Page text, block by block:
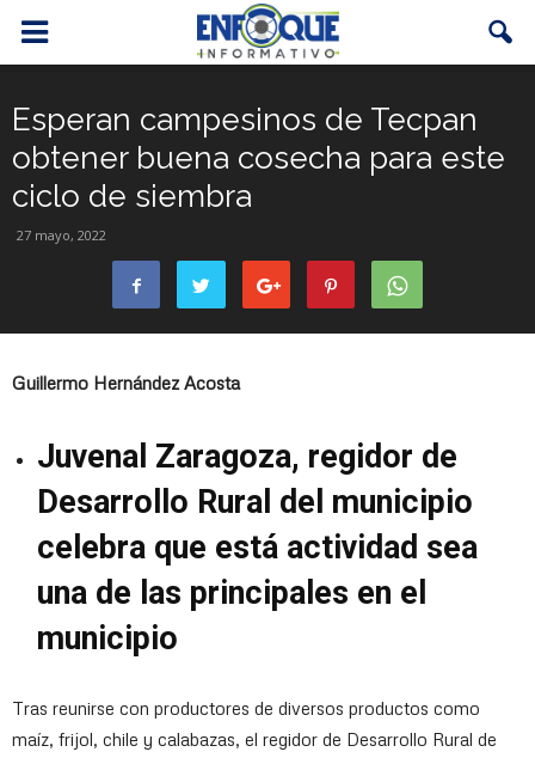
Esperan campesinos de Tecpan
obtener buena cosecha para este
ciclo de siembra
27 mayo, 2022
Guillermo Hernández Acosta
Juvenal Zaragoza, regidor de
Desarrollo Rural del municipio
celebra que está actividad sea
una de las principales en el
municipio
Tras reunirse con productores de diversos productos como
maíz, frijol, chile y calabazas, el regidor de Desarrollo Rural de